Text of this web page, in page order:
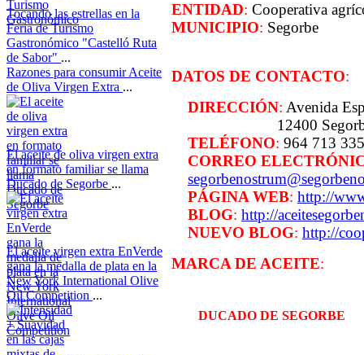
Tocando las estrellas en la
Feria de Turismo
Gastronómico "Castelló Ruta
de Sabor" ...
Razones para consumir Aceite
de Oliva Virgen Extra ...
El aceite de oliva virgen extra
en formato familiar se llama
Ducado de Segorbe ...
El aceite virgen extra EnVerde
gana la medalla de plata en la
New York International Olive
Oil Competition ...
ENTIDAD: Cooperativa
MUNICIPIO: Segorbe
DATOS DE CONTACTO:
DIRECCIÓN: Avenida
12400
TELÉFONO: 964 713 335
CORREO
PÁGINA WEB: http://
BLOG: http://
NUEVO BLOG: http://
MARCA DE ACEITE:
DUCADO DE SEGORBE